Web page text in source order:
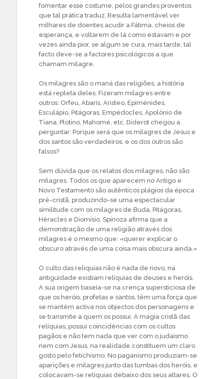
fomentar esse costume, pelos grandes proventos
que tal prática traduz. Resulta lamentável ver
milhares de doentes acudir a Fátima, cheios de
esperança, e voltarem de lá como estavam e por
vezes ainda pior, se algum se cura, mais tarde, tal
facto deve-se a factores psicológicos a que
chamam milagre.
Os milagres são o maná das religiões, a história
está repleta deles. Fizeram milagres entre
outros: Orfeu, Abaris, Aristeo, Epiménides,
Esculápio, Pitágoras, Empédocles, Apolónio de
Tiana, Plotino, Mahomé, etc. Diderot chegou a
perguntar: Porque será que os milagres de Jesus e
dos santos são verdadeiros, e os dos outros são
falsos?
Sem dúvida que os relatos dos milagres, não são
milagres. Todos os que aparecem no Antigo e
Novo Testamento são autênticos plágios da época
pré-cristã, produzindo-se uma espectacular
similitude com os milagres de Buda, Pitágoras,
Héracles e Diomísio. Spinoza afirma que a
demonstração de uma religião através dos
milagres é o mesmo que: «querer explicar o
obscuro através de uma coisa mais obscura ainda.»
O culto das relíquias não é nada de novo, na
antiguidade existiam relíquias de deuses e heróis.
A sua origem baseia-se na crença supersticiosa de
que os heróis, profetas e santos, têm uma força que
se mantém activa nos objectos dos personagens e
se transmite a quem os possui. A magia cristã das
relíquias, possui coincidências com os cultos
pagãos e não tem nada que ver com o judaísmo
nem com Jesus, na realidade constituem um claro
gosto pelo fetichismo. No paganismo produziam-se
aparições e milagres junto das tumbas dos heróis, e
colocavam-se relíquias debaixo dos seus altares. O